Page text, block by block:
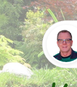
Spring
naar
inhoud